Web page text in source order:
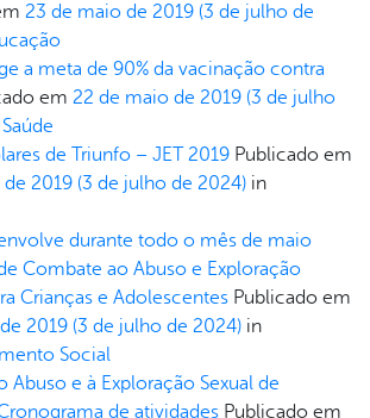
23 de maio de 2019 (3 de julho de
a meta de 90% da vacinação contra
em 22 de maio de 2019 (3 de julho
Saúde
de Triunfo – JET 2019 Publicado em
2019 (3 de julho de 2024) in
durante todo o mês de maio
Combate ao Abuso e Exploração
Crianças e Adolescentes Publicado em
2019 (3 de julho de 2024) in
Social
Abuso e à Exploração Sexual de
de atividades Publicado em